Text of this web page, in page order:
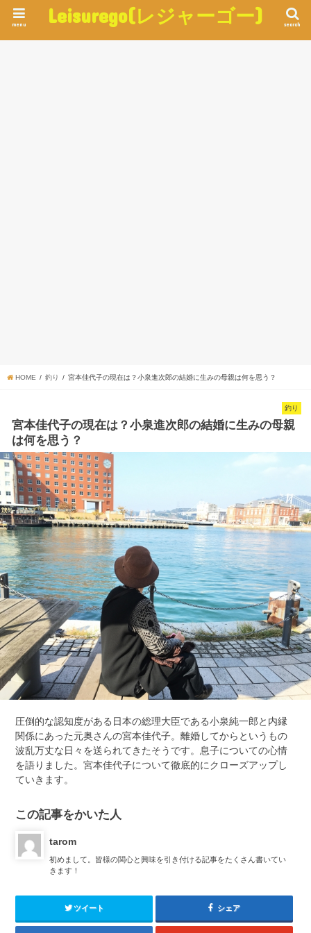
Leisurego(レジャーゴー) search
menu
HOME 釣り 宮本佳代子の現在は？小泉進次郎の結婚に生みの母親は何を思う？
釣り
宮本佳代子の現在は？小泉進次郎の結婚に生みの母親
は何を思う？
圧倒的な認知度がある日本の総理大臣である小泉純一郎と内縁
関係にあった元奥さんの宮本佳代子。離婚してからというもの
波乱万丈な日々を送られてきたそうです。息子についての心情
を語りました。宮本佳代子について徹底的にクローズアップし
ていきます。
この記事をかいた人
tarom
初めまして。皆様の関心と興味を引き付ける記事をたくさん書いてい
きます！
ツイート シェア